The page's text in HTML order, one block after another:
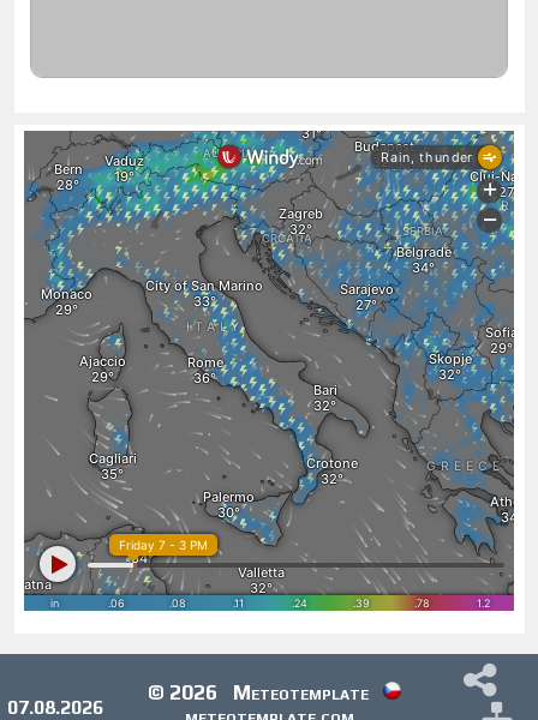
07.08.2026
© 2026
Meteotemplate